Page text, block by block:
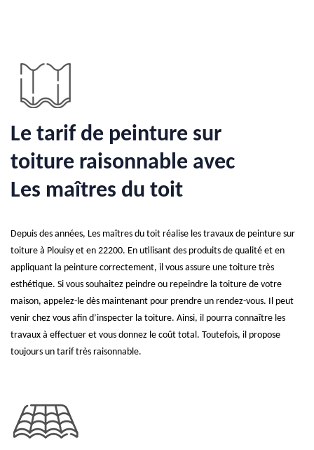
Le tarif de peinture sur
toiture raisonnable avec
Les maîtres du toit
Depuis des années, Les maîtres du toit réalise les travaux de peinture sur
toiture à Plouisy et en 22200. En utilisant des produits de qualité et en
appliquant la peinture correctement, il vous assure une toiture très
esthétique. Si vous souhaitez peindre ou repeindre la toiture de votre
maison, appelez-le dès maintenant pour prendre un rendez-vous. Il peut
venir chez vous afin d’inspecter la toiture. Ainsi, il pourra connaître les
travaux à effectuer et vous donnez le coût total. Toutefois, il propose
toujours un tarif très raisonnable.